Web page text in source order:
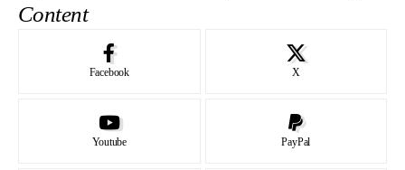
Content
Facebook X
Youtube PayPal